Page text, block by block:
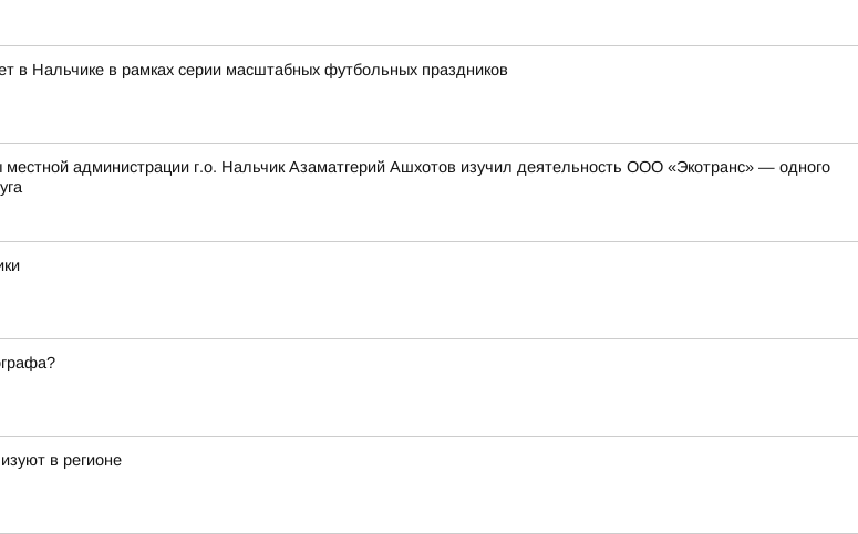
в Нальчике в рамках серии масштабных футбольных праздников
администрации г.о. Нальчик Азаматгерий Ашхотов изучил деятельность ООО «Экотранс» — одного
в регионе